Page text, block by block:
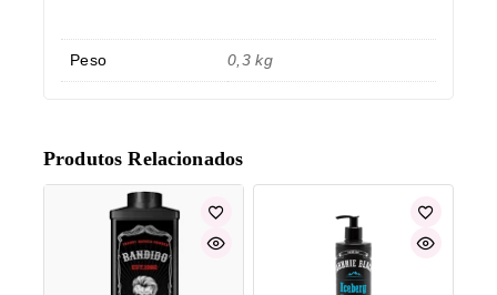
Peso 0,3 kg
Produtos Relacionados